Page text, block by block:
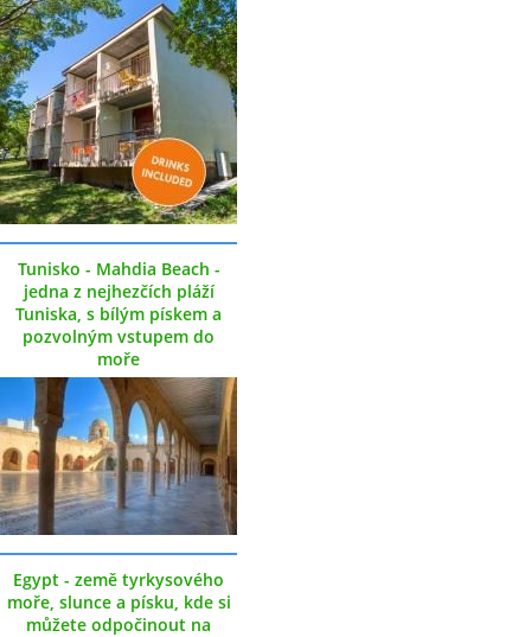
Tunisko - Mahdia Beach -
jedna z nejhezčích pláží
Tuniska, s bílým pískem a
pozvolným vstupem do
moře
Egypt - země tyrkysového
moře, slunce a písku, kde si
můžete odpočinout na